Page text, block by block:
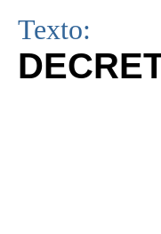
Texto: